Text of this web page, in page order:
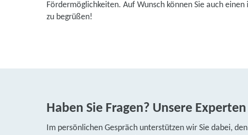
Fördermöglichkeiten. Auf Wunsch können Sie auch
zu begrüßen!
Haben Sie Fragen? Unsere
Im persönlichen Gespräch unterstützen wir Sie dabei,